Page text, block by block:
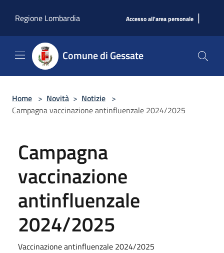
Regione Lombardia
Accesso all'area personale |
Comune di Gessate
Home > Novità > Notizie >
Campagna vaccinazione antinfluenzale 2024/2025
Campagna
vaccinazione
antinfluenzale
2024/2025
Vaccinazione antinfluenzale 2024/2025